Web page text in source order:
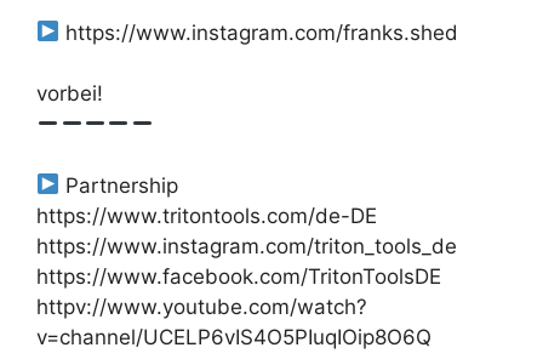
https://www.instagram.com/franks.shed
vorbei!
Partnership
https://www.tritontools.com/de-DE
https://www.instagram.com/triton_tools_de
https://www.facebook.com/TritonToolsDE
httpv://www.youtube.com/watch?
v=channel/UCELP6vIS4O5PIuqIOip8O6Q